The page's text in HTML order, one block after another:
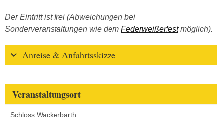
Der Eintritt ist frei (Abweichungen bei
Sonderveranstaltungen wie dem Federweißerfestmöglich).
Anreise & Anfahrtsskizze
Veranstaltungsort
Schloss Wackerbarth